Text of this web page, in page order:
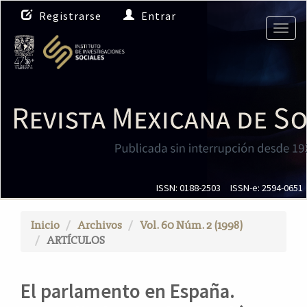
N
a
v
e
g
i
ó
n
c
C
Registrarse Entrar
ISSN: 0188-2503 ISSN-e: 2594-0651
Inicio Archivos
Vol. 60 Núm. 2 (1998)
ARTÍCULOS
El parlamento en España.